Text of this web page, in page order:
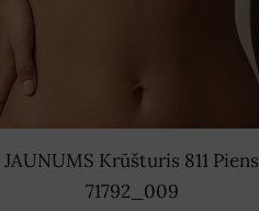
JAUNUMS Krūšturis 811 Piens
71792_009